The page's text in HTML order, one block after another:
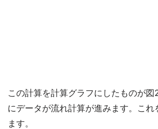
この計算を計算グラフにしたものが
にデータが流れ計算が進みます。これ
ます。